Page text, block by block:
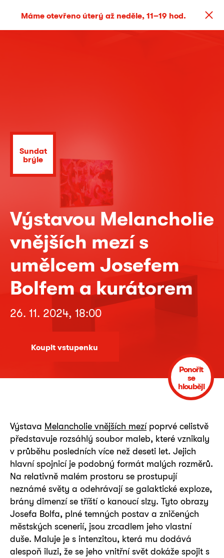
Máme otevřeno úterý až neděle, 11–19 hod.
Sundat
brýle
Výstavou Melancholie
vnějších mezí s
umělcem Josefem
Bolfem a kurátorem
26. 11. 2024, 18:00
Koupit vstupenku
Ponořit
se
hlouběji
Výstava Melancholie vnějších mezípoprvé celistvě
představuje rozsáhlý soubor maleb, které vznikaly
v průběhu posledních více než deseti let. Jejich
hlavní spojnicí je podobný formát malých rozměrů.
Na relativně malém prostoru se prostupují
neznámé světy a odehrávají se galaktické exploze,
brány dimenzí se tříští o kanoucí slzy. Tyto obrazy
Josefa Bolfa, plné temných postav a zničených
městských scenerií, jsou zrcadlem jeho vlastní
duše. Maluje je s intenzitou, která mu dodává
alespoň iluzi, že se jeho vnitřní svět dokáže spojit s